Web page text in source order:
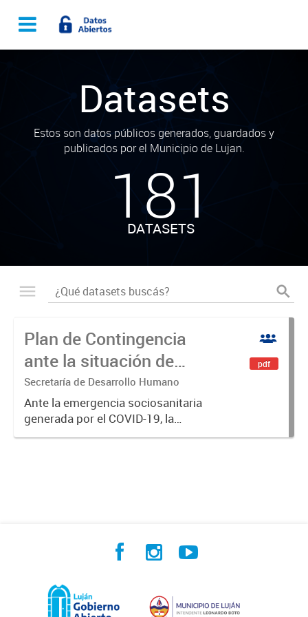
Datasets
Estos son datos públicos generados, guardados y
publicados por el Municipio de Lujan.
181
DATASETS
Plan de Contingencia
ante la situación de
Emergencia
Sociosanitaria debido al
COVID-19
Secretaría de Desarrollo Humano
Ante la emergencia sociosanitaria
generada por el COVID-19, la
Secretaría de Desarrollo Humano
pdf